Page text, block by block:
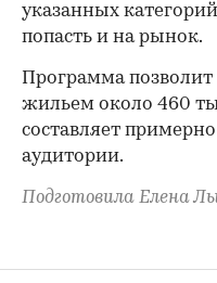
указанных
попасть и на рынок.
Программа
жильем около 460
составляет
аудитории.
Подготовила Елена